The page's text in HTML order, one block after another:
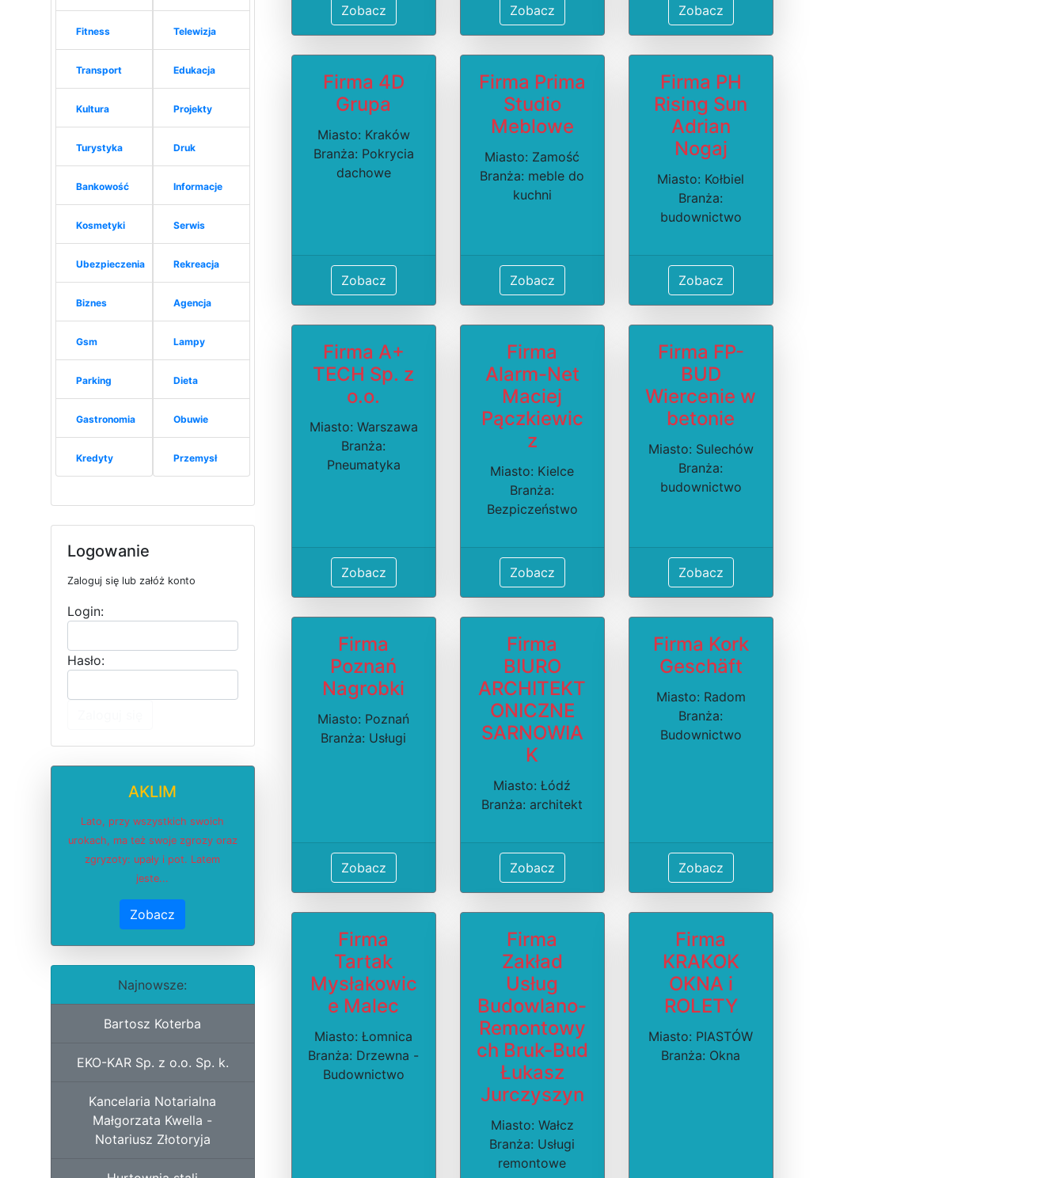
Fitness
Transport
Kultura
Turystyka
Bankowość
Kosmetyki
Ubezpieczenia
Biznes
Gsm
Parking
Gastronomia
Kredyty
Telewizja
Edukacja
Projekty
Druk
Informacje
Serwis
Rekreacja
Agencja
Lampy
Dieta
Obuwie
Przemysł
Logowanie
Zaloguj się lub załóż konto
Login:
Hasło:
AKLIM
Lato, przy wszystkich swoich
urokach, ma też swoje zgrozy oraz
zgryzoty: upały i pot. Latem
jeste...
Zobacz
Najnowsze:
Bartosz Koterba
EKO-KAR Sp. z o.o. Sp. k.
Kancelaria Notarialna
Małgorzata Kwella -
Notariusz Złotoryja
Zobacz Zobacz Zobacz
Firma 4D
Grupa
Miasto: Kraków
Branża: Pokrycia
dachowe
Zobacz
Firma Prima
Studio
Meblowe
Miasto: Zamość
Branża: meble do
kuchni
Zobacz
Firma PH
Rising Sun
Adrian
Nogaj
Miasto: Kołbiel
Branża:
budownictwo
Zobacz
Firma A+
TECH Sp. z
o.o.
Miasto: Warszawa
Branża:
Pneumatyka
Zobacz
Firma
Alarm-Net
Maciej
Pączkiewic
z
Miasto: Kielce
Branża:
Bezpiczeństwo
Zobacz
Firma FP-
BUD
Wiercenie w
betonie
Miasto: Sulechów
Branża:
budownictwo
Zobacz
Firma
Poznań
Nagrobki
Miasto: Poznań
Branża: Usługi
Zobacz
Firma
BIURO
ARCHITEKT
ONICZNE
SARNOWIA
K
Miasto: Łódź
Branża: architekt
Zobacz
Firma Kork
Geschäft
Miasto: Radom
Branża:
Budownictwo
Zobacz
Firma
Tartak
Mysłakowic
e Malec
Miasto: Łomnica
Branża: Drzewna -
Budownictwo
Firma
Zakład
Usług
Budowlano-
Remontowy
ch Bruk-Bud
Łukasz
Jurczyszyn
Miasto: Wałcz
Branża: Usługi
remontowe
Firma
KRAKOK
OKNA i
ROLETY
Miasto: PIASTÓW
Branża: Okna